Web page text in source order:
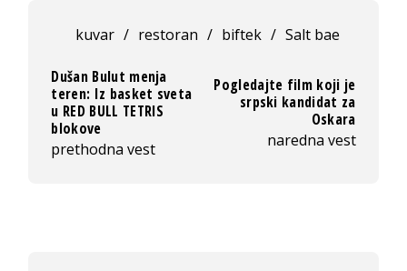
kuvar / restoran / biftek / Salt bae
Dušan Bulut menja
teren: Iz basket sveta
u RED BULL TETRIS
blokove
prethodna vest
Pogledajte film koji je
srpski kandidat za
Oskara
naredna vest